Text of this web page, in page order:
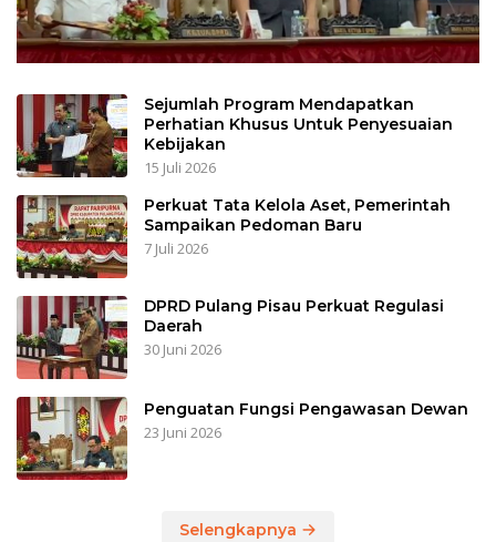
Sejumlah Program Mendapatkan
Perhatian Khusus Untuk Penyesuaian
Kebijakan
15 Juli 2026
Perkuat Tata Kelola Aset, Pemerintah
Sampaikan Pedoman Baru
7 Juli 2026
DPRD Pulang Pisau Perkuat Regulasi
Daerah
30 Juni 2026
Penguatan Fungsi Pengawasan Dewan
23 Juni 2026
Selengkapnya